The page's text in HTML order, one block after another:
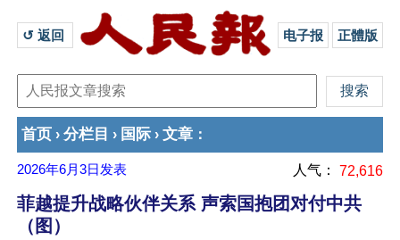
↺ 返回 电子报 正體版
首页 › 分栏目 › 国际 › 文章 ：
2026年6月3日 发表 人气： 72,616
菲越提升战略伙伴关系 声索国抱团对付中共
（图）